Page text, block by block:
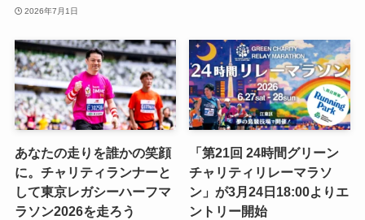
2026年7月1日
あなたの走りを誰かの笑顔
に。チャリティランナーと
して東京レガシーハーフマ
ラソン2026を走ろう
「第21回 24時間グリーン
チャリティリレーマラソ
ン」が3月24日18:00よりエ
ントリー開始